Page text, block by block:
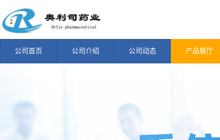
公司首页 公司介绍 公司动态 产品展厅